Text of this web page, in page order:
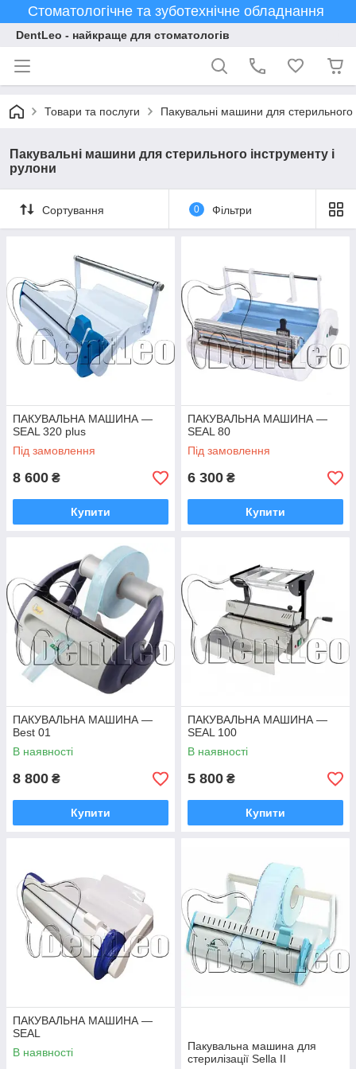
Стоматологічне та зуботехнічне обладнання
DentLeo - найкраще для стоматологів
Товари та послуги Пакувальні машини для стерильного
Пакувальні машини для стерильного інструменту і
рулони
Сортування 0 Фільтри
ПАКУВАЛЬНА МАШИНА —
SEAL 320 plus
Під замовлення
8 600 ₴
Купити
ПАКУВАЛЬНА МАШИНА —
SEAL 80
Під замовлення
6 300 ₴
Купити
ПАКУВАЛЬНА МАШИНА —
Best 01
В наявності
8 800 ₴
Купити
ПАКУВАЛЬНА МАШИНА —
SEAL 100
В наявності
5 800 ₴
Купити
ПАКУВАЛЬНА МАШИНА —
SEAL
В наявності
Пакувальна машина для
стерилізації Sella II